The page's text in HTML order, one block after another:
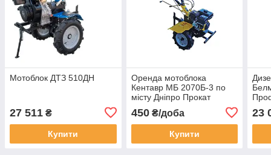
Мотоблок ДТЗ 510ДН
27 511 ₴
Купити
Оренда мотоблока
Кентавр МБ 2070Б-3 по
місту Дніпро Прокат
мотоблоків Професійний
мотоблок в прокат
450₴/доба
Купити
23